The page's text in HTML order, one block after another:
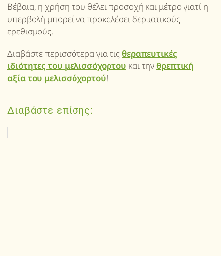
Βέβαια, η χρήση του θέλει προσοχή και μέτρο γιατί η
υπερβολή μπορεί να προκαλέσει δερματικούς
ερεθισμούς.
Διαβάστε περισσότερα για τις θεραπευτικές
ιδιότητες του μελισσόχορτου και τηνθρεπτική
αξία του μελισσόχορτού!
Διαβάστε επίσης: